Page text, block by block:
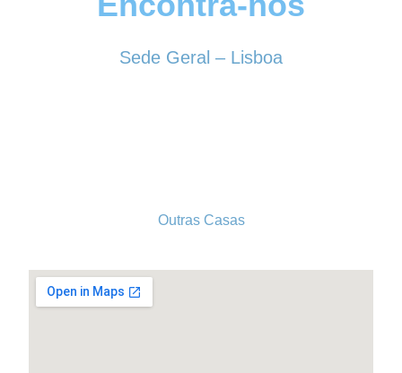
Sede Geral – Lisboa
Outras Casas